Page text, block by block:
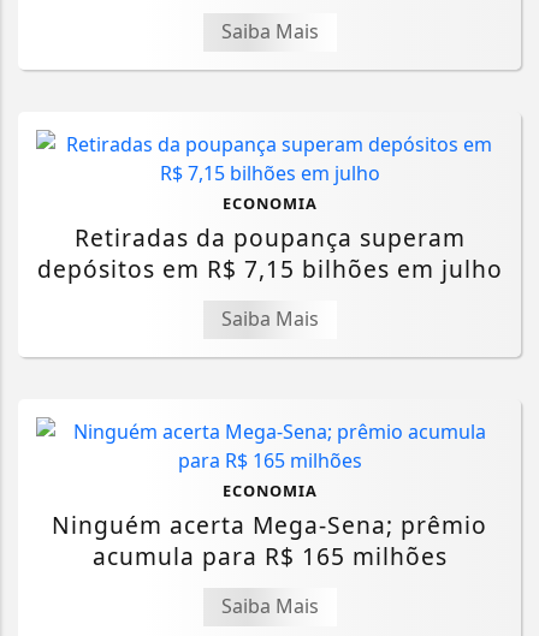
Saiba Mais
ECONOMIA
Retiradas da poupança superam
depósitos em R$ 7,15 bilhões em julho
Saiba Mais
ECONOMIA
Ninguém acerta Mega-Sena; prêmio
acumula para R$ 165 milhões
Saiba Mais